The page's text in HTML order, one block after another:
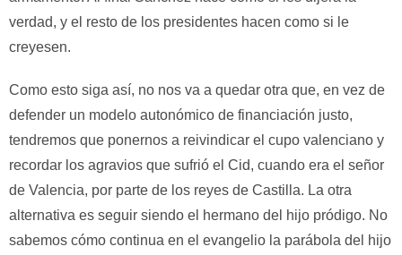
verdad, y el resto de los presidentes hacen como si le
creyesen.
Como esto siga así, no nos va a quedar otra que, en vez de
defender un modelo autonómico de financiación justo,
tendremos que ponernos a reivindicar el cupo valenciano y
recordar los agravios que sufrió el Cid, cuando era el señor
de Valencia, por parte de los reyes de Castilla. La otra
alternativa es seguir siendo el hermano del hijo pródigo. No
sabemos cómo continua en el evangelio la parábola del hijo